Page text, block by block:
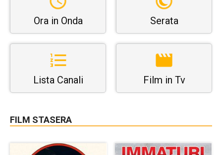
Ora in Onda Serata
Lista Canali Film in Tv
FILM STASERA